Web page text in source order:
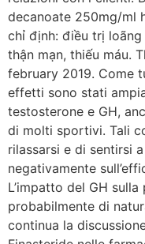
decanoate 250mg/ml
chỉ định: điều trị
thận mạn, thiếu máu.
february 2019. Come
effetti sono stati
testosterone e GH,
di molti sportivi. Tali
rilassarsi e di sentirsi
negativamente
L’impatto del GH
probabilmente di
continua la